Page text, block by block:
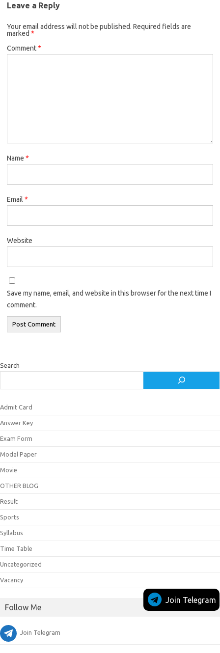
Leave a Reply
Your email address will not be published. Required fields are
marked *
Comment*
Name *
Email *
Website
Save my name, email, and website in this browser for the next time I
comment.
Search
Admit Card
Answer Key
Exam Form
Modal Paper
Movie
OTHER BLOG
Result
Sports
Syllabus
Time Table
Uncategorized
Vacancy
Follow Me
Join Telegram
Join Telegram